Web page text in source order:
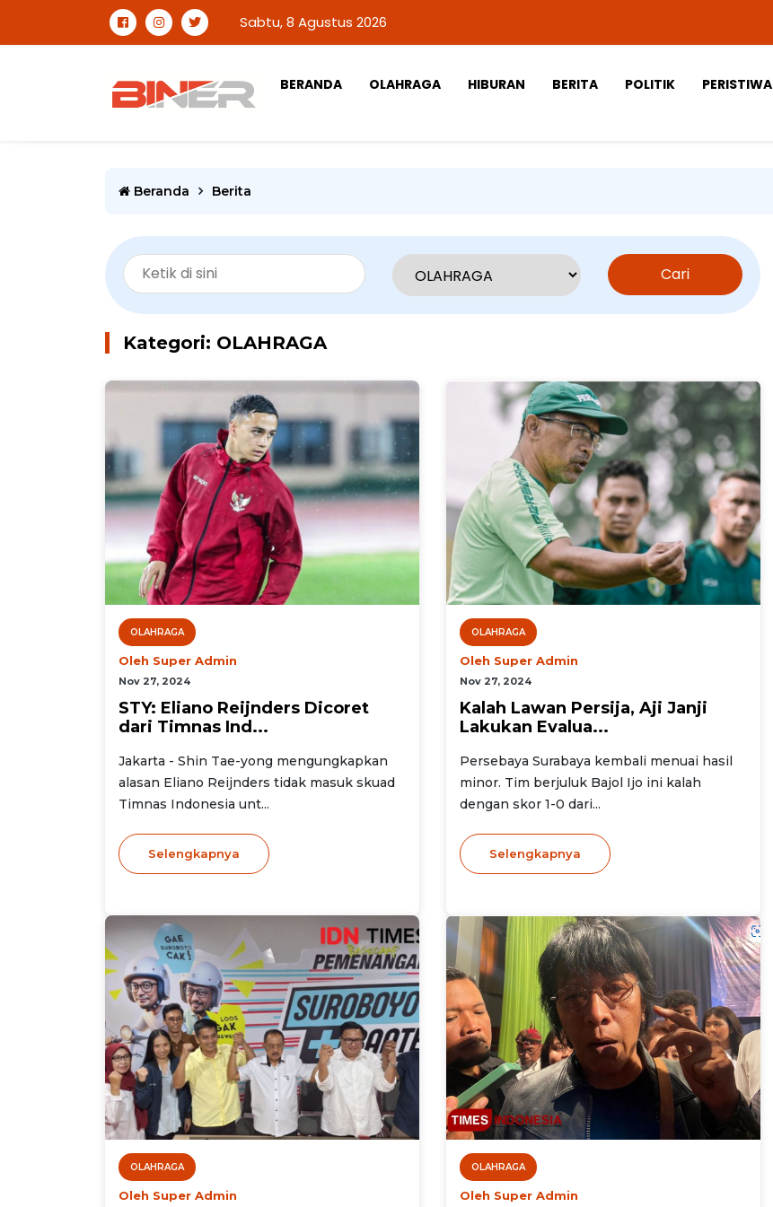
Sabtu, 8 Agustus 2026
BERANDA OLAHRAGA HIBURAN BERITA POLITIK PERISTIWA
Beranda Berita
Cari
Kategori: OLAHRAGA
OLAHRAGA
Oleh Super Admin
Nov 27, 2024
STY: Eliano Reijnders Dicoret
dari Timnas Ind...
Jakarta - Shin Tae-yong mengungkapkan
alasan Eliano Reijnders tidak masuk skuad
Timnas Indonesia unt...
Selengkapnya
OLAHRAGA
Oleh Super Admin
Nov 27, 2024
Kalah Lawan Persija, Aji Janji
Lakukan Evalua...
Persebaya Surabaya kembali menuai hasil
minor. Tim berjuluk Bajol Ijo ini kalah
dengan skor 1-0 dari...
Selengkapnya
OLAHRAGA
Oleh Super Admin
OLAHRAGA
Oleh Super Admin